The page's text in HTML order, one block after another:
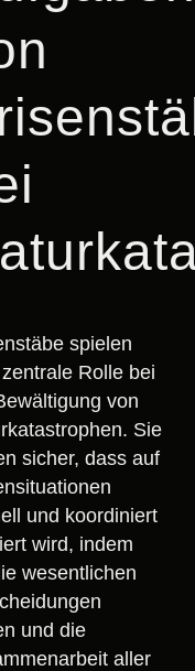
spielen
Rolle bei
von
Sie
sicher, dass auf
und koordiniert
wird, indem
wesentlichen
und die
aller